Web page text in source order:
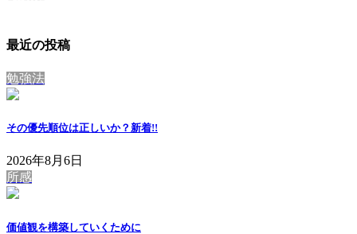
最近の投稿
勉強法
その優先順位は正しいか？ 新着!!
2026年8月6日
所感
価値観を構築していくために